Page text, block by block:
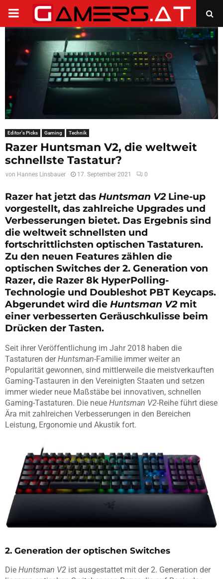
PRIMARY
MENU
Editor's Picks Gaming Technik
Razer Huntsman V2, die weltweit
schnellste Tastatur?
von Hannes Linsbauer 17. September 2021 0
Razer hat jetzt das Huntsman V2Line-up
vorgestellt, das zahlreiche Upgrades und
Verbesserungen bietet. Das Ergebnis sind
die weltweit schnellsten und
fortschrittlichsten optischen Tastaturen.
Zu den neuen Features zählen die
optischen Switches der 2. Generation von
Razer, die Razer 8k HyperPolling-
Technologie und Doubleshot PBT Keycaps.
Abgerundet wird die Huntsman V2mit
einer verbesserten Geräuschkulisse beim
Drücken der Tasten.
Seit ihrer Veröffentlichung im Jahr 2018 haben die
Tastaturen derHuntsman-Familie immer weiter an
Popularität gewonnen, sind mittlerweile die meistverkauften
Gaming-Tastauren in den Vereinigten Staaten und setzen
immer wieder neue Maßstäbe bei innovativen, schnellen
Gaming-Tastaturen. Die neue Huntsman V2-Reihe führt diese
Ära mit zahlreichen Verbesserungen in den Bereichen
Leistung, Ergonomie und Akustik fort.
2. Generation der optischen Switches
Die Huntsman V2 ist ausgestattet mit der 2. Generation der